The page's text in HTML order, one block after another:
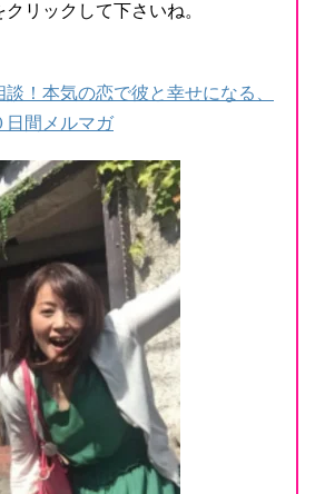
リックして下さいね。
談！本気の恋で彼と幸せになる、
日間メルマガ